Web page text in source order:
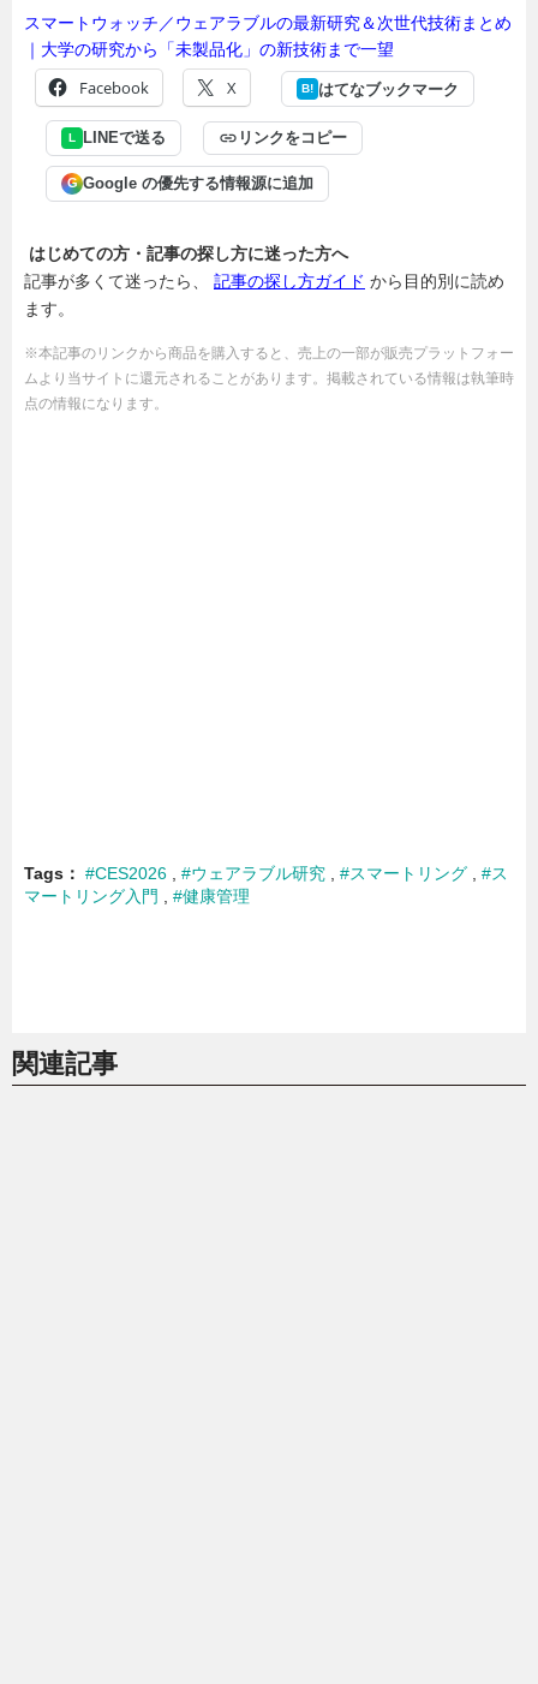
スマートウォッチ／ウェアラブルの最新研究＆次世代技術まとめ
｜大学の研究から「未製品化」の新技術まで一望
Facebook X B! はてなブックマーク
L LINEで送る リンクをコピー
G Google の優先する情報源に追加
はじめての方・記事の探し方に迷った方へ
記事が多くて迷ったら、 記事の探し方ガイド から目的別に読め
ます。
※本記事のリンクから商品を購入すると、売上の一部が販売プラットフォー
ムより当サイトに還元されることがあります。掲載されている情報は執筆時
点の情報になります。
Tags #CES2026 #ウェアラブル研究 #スマートリング
#ス
マートリング入門
#健康管理
関連記事